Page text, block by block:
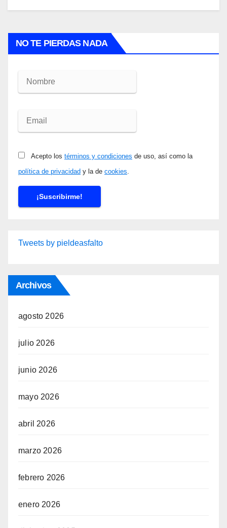
NO TE PIERDAS NADA
Acepto los términos y condiciones de uso, así como la
política de privacidad y la de cookies.
Tweets by pieldeasfalto
Archivos
agosto 2026
julio 2026
junio 2026
mayo 2026
abril 2026
marzo 2026
febrero 2026
enero 2026